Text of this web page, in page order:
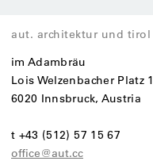
aut. architektur und tirol
im Adambräu
Lois Welzenbacher Platz 1
6020 Innsbruck, Austria
t +43 (512) 57 15 67
office@aut.cc